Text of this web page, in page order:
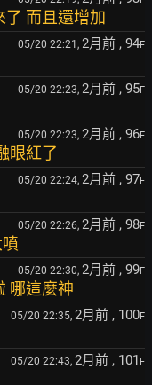
了 而且還增加
05/20 22:21, 2月前 , 94F
05/20 22:23, 2月前 , 95F
05/20 22:23, 2月前 , 96F
眼紅了
05/20 22:24, 2月前 , 97F
05/20 22:26, 2月前 , 98F
05/20 22:30, 2月前 , 99F
哪這麼神
05/20 22:35, 2月前 , 100F
05/20 22:43, 2月前 , 101 F